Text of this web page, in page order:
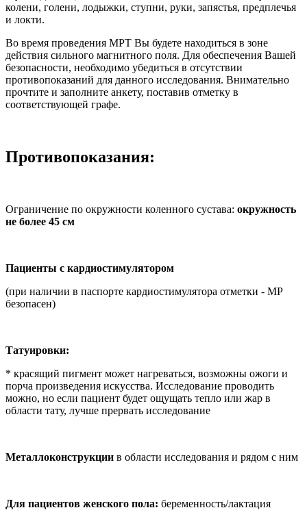
колени, голени, лодыжки, ступни, руки, запястья, предплечья
и локти.
Во время проведения МРТ Вы будете находиться в зоне
действия сильного магнитного поля. Для обеспечения Вашей
безопасности, необходимо убедиться в отсутствии
противопоказаний для данного исследования. Внимательно
прочтите и заполните анкету, поставив отметку в
соответствующей графе.
Противопоказания:
Ограничение по окружности коленного сустава: окружность
не более 45 см
Пациенты с кардиостимулятором
(при наличии в паспорте кардиостимулятора отметки - МР
безопасен)
Татуировки:
* красящий пигмент может нагреваться, возможны ожоги и
порча произведения искусства. Исследование проводить
можно, но если пациент будет ощущать тепло или жар в
области тату, лучше прервать исследование
Металлоконструкции в области исследования и рядом с ним
Для пациентов женского пола: беременность/лактация